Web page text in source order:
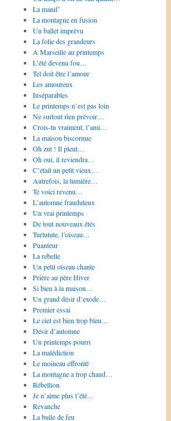
La manif’
La montagne en fusion
Un ballet imprévu
La folie des grandeurs
A Marseille au printemps
L’été devenu fou…
Tel doit être l’amour
Les amoureux
Inséparables
Le printemps n’est pas loin
Ne surtout rien prévoir…
Crois-tu vraiment, l’ami…
La maison biscornue
Oh zut ! Il pleut…
Oh oui, il reviendra…
C’était un petit vieux…
Autrefois, la lumière…
Te voici revenu…
L’automne frauduleux
Un vrai printemps
De tout nouveaux étés
Turlutute, l’oiseau…
Puanteur
La rebelle
Un petit oiseau chante
Prière au père Hiver
Si bien à la maison…
Un grand désir d’exode…
Premier essai
Le ciel est bien trop bleu…
Désir d’automne
Un printemps pourri
La malédiction
Le moineau effronté
La montagne a trop chaud…
Rébellion
Je n’aime plus l’été…
Revanche
La bulle de feu